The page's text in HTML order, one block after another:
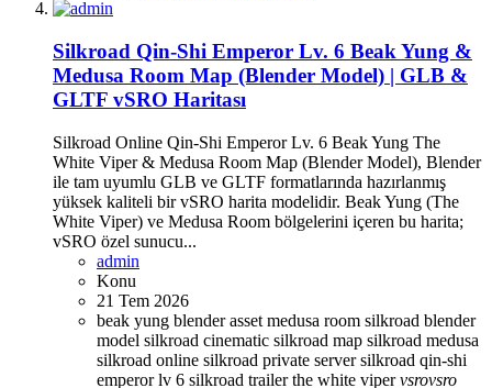
Silkroad Qin-Shi Emperor Lv. 6 Beak Yung &
Medusa Room Map (Blender Model) | GLB &
GLTF vSRO Haritası
Silkroad Online Qin-Shi Emperor Lv. 6 Beak Yung The
White Viper & Medusa Room Map (Blender Model), Blender
ile tam uyumlu GLB ve GLTF formatlarında hazırlanmış
yüksek kaliteli bir vSRO harita modelidir. Beak Yung (The
White Viper) ve Medusa Room bölgelerini içeren bu harita;
vSRO özel sunucu...
admin
Konu
21 Tem 2026
beak yung blender asset medusa room silkroad blender
model silkroad cinematic silkroad map silkroad medusa
silkroad online silkroad private serversilkroad qin-shi
emperor lv 6 silkroad trailerthe white vipervsrovsro